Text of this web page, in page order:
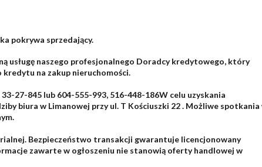
pokrywa sprzedający.
usługę naszego profesjonalnego Doradcy kredytowego, który
na zakup nieruchomości.
27-845 lub 604-555-993, 516-448-186W celu uzyskania
biura w Limanowej przy ul. T Kościuszki 22 . Możliwe spotkania
Bezpieczeństwo transakcji gwarantuje licencjonowany
zawarte w ogłoszeniu nie stanowią oferty handlowej w